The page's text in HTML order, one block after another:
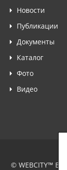
Новости
Публикации
Документы
Каталог
Фото
Видео
© WEBCITY™